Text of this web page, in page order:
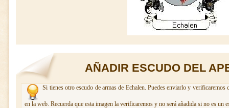
AÑADIR ESCUDO DEL
Si tienes otro escudo de armas de Echalen. Puedes enviarlo y
en la web. Recuerda que esta imagen la verificaremos y no será añadida si no es un